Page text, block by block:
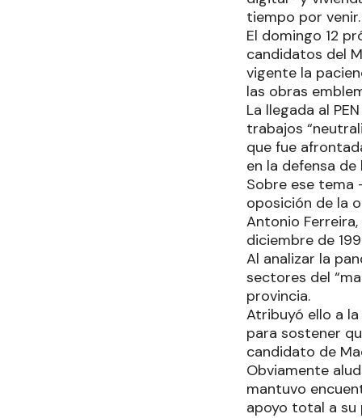
tiempo por venir.
El domingo 12
candidatos del
vigente la
las obras
La llegada al
trabajos
que fue
en la defensa
Sobre ese tema
oposición de la
Antonio
diciembre de
Al analizar la
sectores del
provincia.
Atribuyó ello a
para sostener
candidato de
Obviamente
mantuvo
apoyo total a su